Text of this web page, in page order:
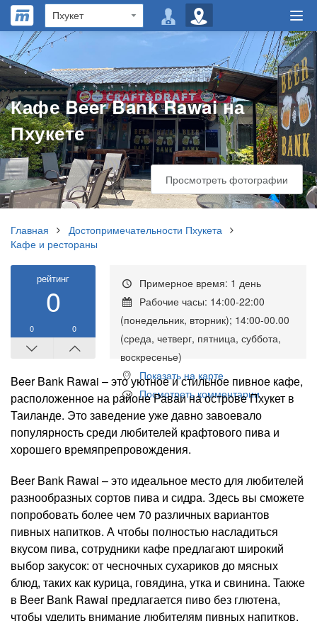
Кафе Beer Bank Rawai на
Пхукете
Просмотреть фотографии
Главная
Достопримечательности Пхукета
Кафе и рестораны
рейтинг
0
0 0
Примерное время: 1 день
Рабочие часы: 14:00-22:00
(понедельник, вторник); 14:00-00.00
(среда, четверг, пятница, суббота,
воскресенье)
Показать на карте
Посмотреть комментарии
Beer Bank Rawai – это уютное и стильное пивное кафе,
расположенное на районе Раваи на острове Пхукет в
Таиланде. Это заведение уже давно завоевало
популярность среди любителей крафтового пива и
хорошего времяпрепровождения.
Beer Bank Rawai – это идеальное место для любителей
разнообразных сортов пива и сидра. Здесь вы сможете
попробовать более чем 70 различных вариантов
пивных напитков. А чтобы полностью насладиться
вкусом пива, сотрудники кафе предлагают широкий
выбор закусок: от чесночных сухариков до мясных
блюд, таких как курица, говядина, утка и свинина. Также
в Beer Bank Rawai предлагается пиво без глютена,
чтобы уделить внимание любителям пивных напитков,